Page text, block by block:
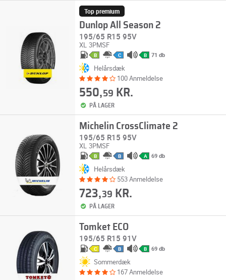
Top premium
Dunlop All Season 2
195/65 R15 95V
XL 3PMSF
B C B 71 db
Helårsdæk
100 Anmeldelse
550,59 KR.
PÅ LAGER
Michelin CrossClimate 2
195/65 R15 95V
XL 3PMSF
B B A 69 db
Helårsdæk
553 Anmeldelse
723,39 KR.
PÅ LAGER
Tomket ECO
195/65 R15 91V
C B B 69 db
Sommerdæk
167 Anmeldelse